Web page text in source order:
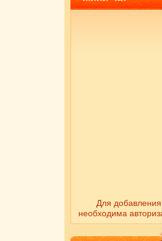
Для добавления
необходима